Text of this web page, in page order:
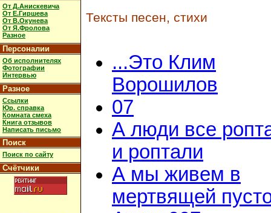
От Д.Анискевича
От Е.Гиршева
От В.Окунева
От Я.Фролова
Разное
Персоналии
Об исполнителях
Фотографии
Интервью
Разное
Ссылки
Юр. справка
Комната смеха
Книга отзывов
Написать письмо
Поиск
Поиск по сайту
Счётчики
Тексты песен, стихи
...Это Клим
Ворошилов
07
А люди все
и роптали
А мы живем в
мертвящей